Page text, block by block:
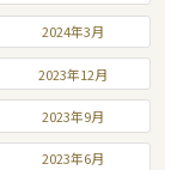
2024年3月
2023年12月
2023年9月
2023年6月